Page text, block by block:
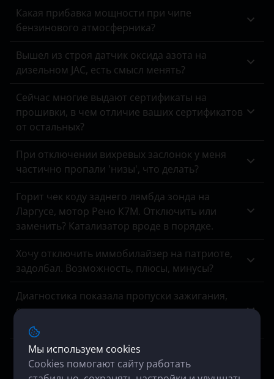
Мы используем cookies
Cookies помогают сайту работать
Daihatsu
Dodge
DongFeng
EXEED
Fiat
Foton
Geely
Great Wall
Haval
Hawtai
CLK-класс AMG
CLS-класс
CLS-класс AMG
E-класс AMG
G-класс
GL-класс
GLA-класс
GLA-класс AMG
GLB-класс
GLC-класс
GLE-класс
GLK-класс
GLS-класс
M-класс
R-класс
Какая прибавка мощности при чипе
бензинового атмосферника?
Вышел из строя датчик оксида азота на
дизельном JAC, есть смысл менять?
Сейчас многие выдают сертификаты на
прошивки, в чем отличие ваших сертификатов
от остальных?
При отключении вихревых заслонок у меня
частично пропали 'низы', что делать?
Горит чек коду заднего лямбда зонда на
Ларгусе, мотор Рено К7М. Отключить или
заменить? Катализатор вроде в порядке.
Хочу отключить иммобилайзер на патриоте,
задолбал. Возможность, плюсы, минусы?
Диагностика показала пропуски зажигания,
специалист сказал, что мотор в порядке,
виновата программа, можно исправить?
У меня на Туареге нет сажевого фильтра,
осмотр выхлопной системы показал, что